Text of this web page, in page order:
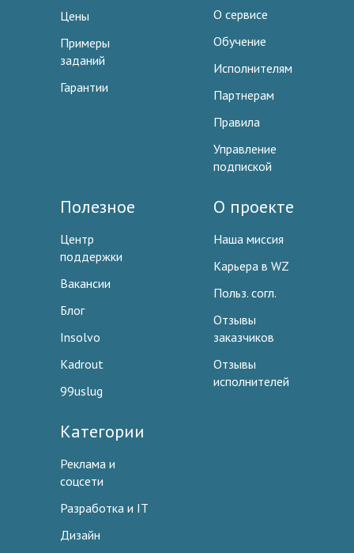
Цены
Примеры
заданий
Гарантии
О сервисе
Обучение
Исполнителям
Партнерам
Правила
Управление
подпиской
Полезное
Центр
поддержки
Вакансии
Блог
Insolvo
Kadrout
99uslug
О проекте
Наша миссия
Карьера в WZ
Польз. согл.
Отзывы
заказчиков
Отзывы
исполнителей
Категории
Реклама и
соцсети
Разработка и IT
Дизайн